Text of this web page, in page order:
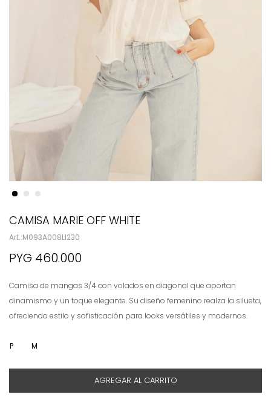
CAMISA MARIE OFF WHITE
M093A008LI230
PYG 460.000
Camisa de mangas 3/4 con volados en diagonal que aportan
dinamismo y un toque elegante. Su diseño femenino realza la silueta,
ofreciendo estilo y sofisticación para looks versátiles y modernos.
P M
AGREGAR AL CARRITO